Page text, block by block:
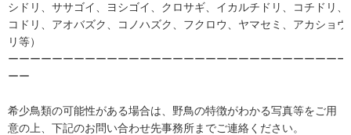
シドリ、ササゴイ、ヨシゴイ、クロサギ、イカルチドリ、コチドリ
コドリ、アオバズク、コノハズク、フクロウ、ヤマセミ、アカショ
リ等）
ーーーーーーーーーーーーーーーーーーーーーーーーーーーーーー
ーー
希少鳥類の可能性がある場合は、野鳥の特徴がわかる写真等をご用
意の上、下記のお問い合わせ先事務所までご連絡ください。